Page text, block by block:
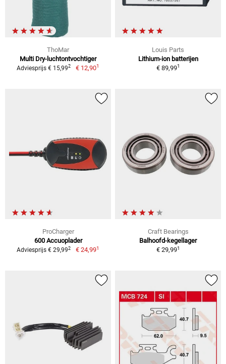
ThoMar
Multi Dry-luchtontvochtiger
Adviesprijs € 15,992 € 12,901
Louis Parts
Lithium-ion batterijen
€ 89,991
ProCharger
600 Accuoplader
Adviesprijs € 29,992 € 24,991
Craft Bearings
Balhoofd-kegellager
€ 29,991